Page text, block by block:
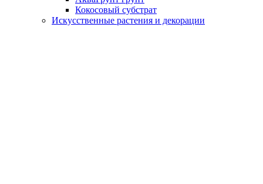
Кокосовый субстрат
Искусственные растения и декорации